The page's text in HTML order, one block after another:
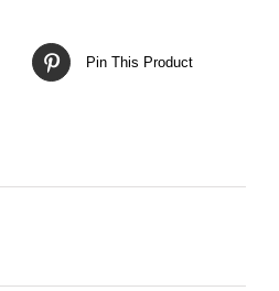
Pin This Product